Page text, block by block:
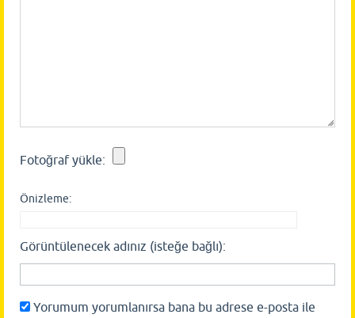
Fotoğraf yükle:
Önizleme:
Görüntülenecek adınız (isteğe bağlı):
Yorumum yorumlanırsa bana bu adrese e-posta ile